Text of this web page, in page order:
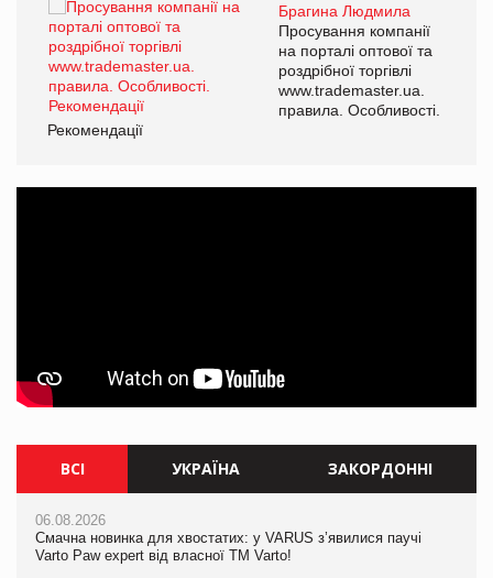
Брагина Людмила
Просування компанії
на порталі оптової та
роздрібної торгівлі
www.trademaster.ua.
правила. Особливості.
Рекомендації
ВСІ УКРАЇНА ЗАКОРДОННІ
06.08.2026
Смачна новинка для хвостатих: у VARUS з’явилися паучі
Varto Paw expert від власної ТМ Varto!
06.08.2026
Смачна новинка для хвостатих: у VARUS з’явилися паучі
Varto Paw expert від власної ТМ Varto!
06.08.2026
Ціна на какао-боби вперше за півроку перевищила $5000 за
тонну